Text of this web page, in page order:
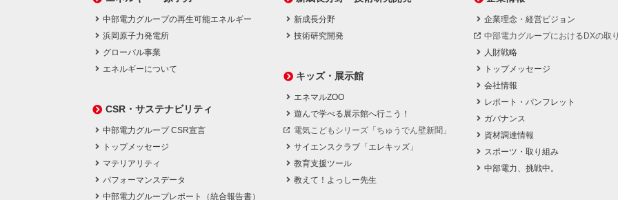
中部電力グループの再生可能エネルギー
浜岡原子力発電所
グローバル事業
エネルギーについて
CSR・サステナビリティ
中部電力グループ CSR宣言
トップメッセージ
マテリアリティ
パフォーマンスデータ
中部電力グループレポート（統合報告書）
新成長分野
技術研究開発
キッズ・展示館
エネマルZOO
遊んで学べる展示館へ行こう！
電気こどもシリーズ「ちゅうでん壁新聞」
サイエンスクラブ「エレキッズ」
教育支援ツール
教えて！よっしー先生
企業理念・経営ビジョン
中部電力グループにおけるDXの取
人財戦略
トップメッセージ
会社情報
レポート・パンフレット
ガバナンス
資材調達情報
スポーツ・取り組み
中部電力、挑戦中。